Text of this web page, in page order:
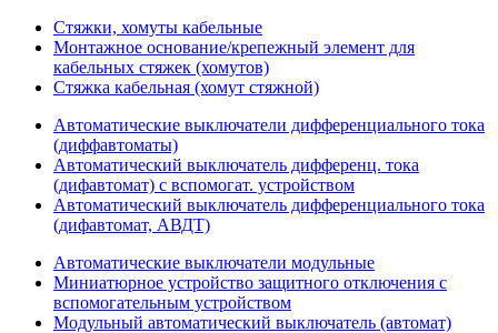
Стяжки, хомуты кабельные
Монтажное основание/крепежный элемент для
кабельных стяжек (хомутов)
Стяжка кабельная (хомут стяжной)
Автоматические выключатели дифференциального тока
(диффавтоматы)
Автоматический выключатель дифференц. тока
(дифавтомат) с вспомогат. устройством
Автоматический выключатель дифференциального тока
(дифавтомат, АВДТ)
Автоматические выключатели модульные
Миниатюрное устройство защитного отключения с
вспомогательным устройством
Модульный автоматический выключатель (автомат)